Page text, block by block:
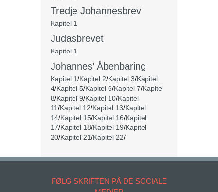
Tredje Johannesbrev
Kapitel 1
Judasbrevet
Kapitel 1
Johannes’ Åbenbaring
Kapitel 1/Kapitel 2/Kapitel 3/Kapitel
4/Kapitel 5/Kapitel 6/Kapitel 7/Kapitel
8/Kapitel 9/Kapitel 10/Kapitel
11/Kapitel 12/Kapitel 13/Kapitel
14/Kapitel 15/Kapitel 16/Kapitel
17/Kapitel 18/Kapitel 19/Kapitel
20/Kapitel 21/Kapitel 22/
FØLG SKRIFTEN PÅ DE SOCIALE